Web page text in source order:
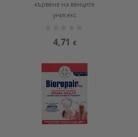
кървене на венците
унисекс
4,71 €